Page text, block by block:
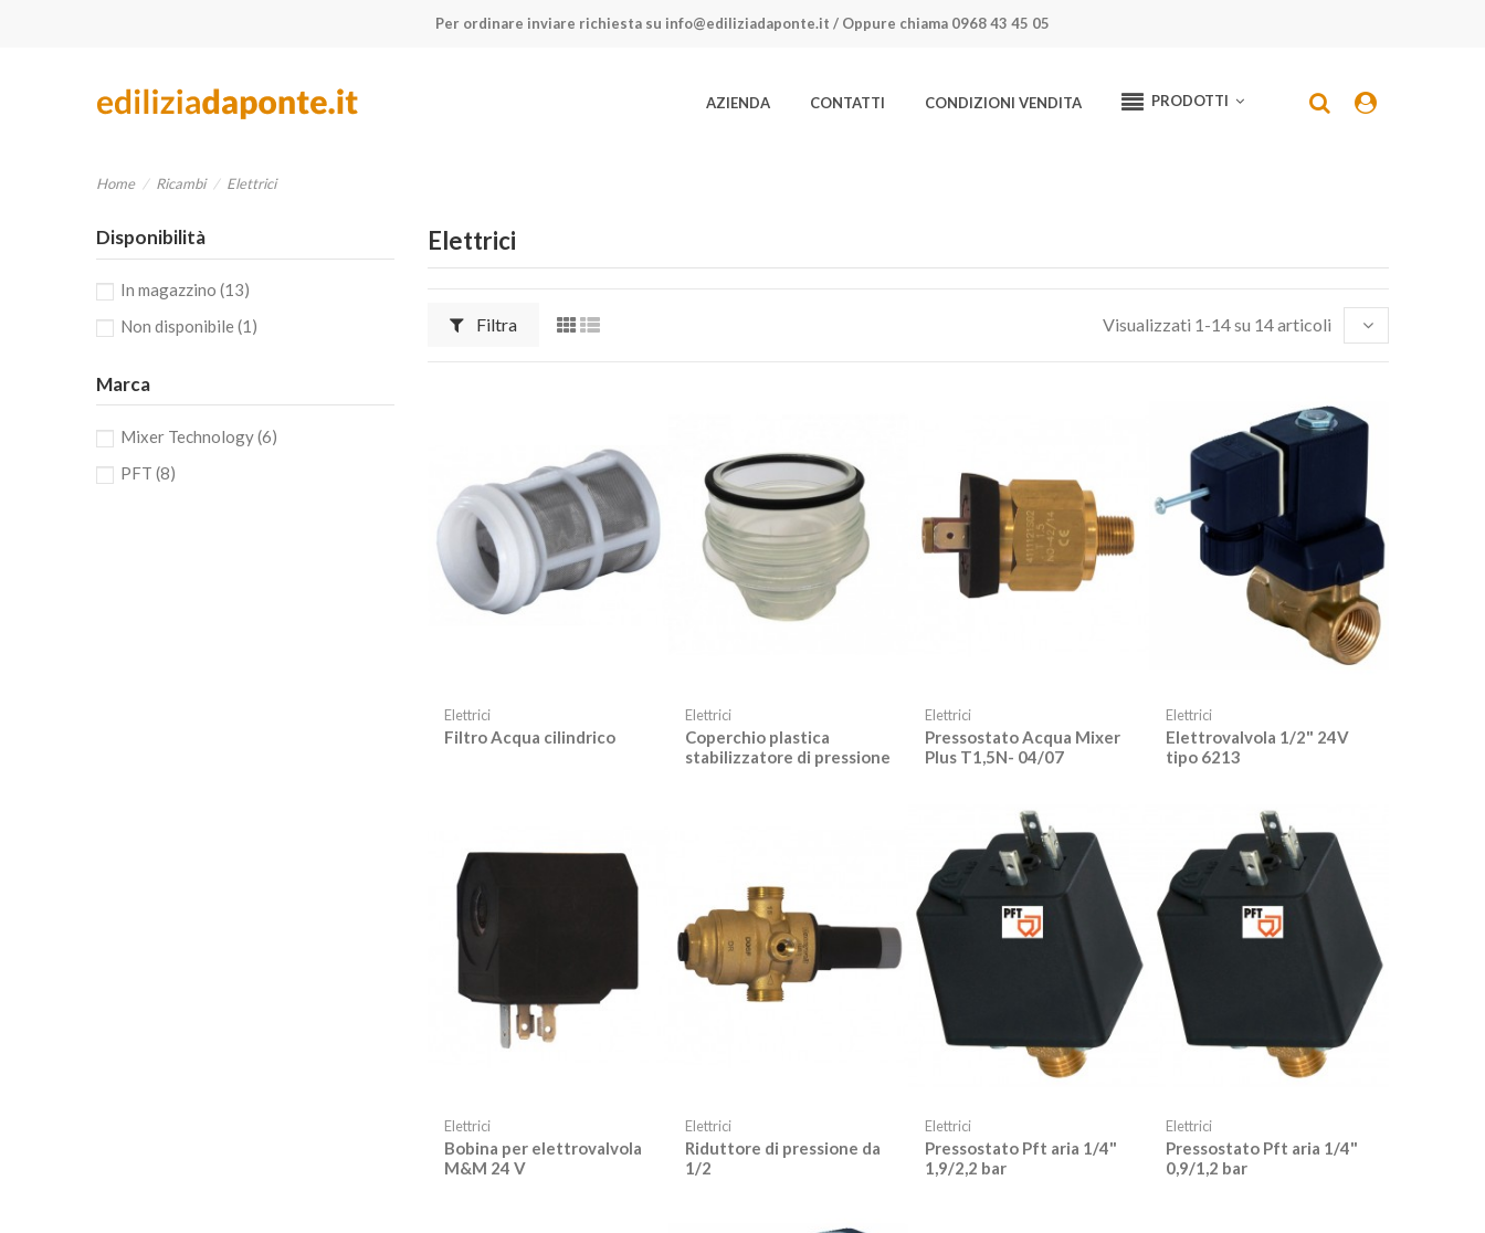
Per ordinare inviare richiesta su info@ediliziadaponte.it / Oppure chiama 0968 43 45 05
PRODOTTI
CONDIZIONI VENDITA
CONTATTI
AZIENDA
Home Ricambi Elettrici
Elettrici
Filtra Visualizzati 1-14 su 14 articoli
Elettrici
Filtro Acqua cilindrico
Elettrici
Coperchio plastica
stabilizzatore di pressione
Elettrici
Pressostato Acqua Mixer
Plus T1,5N- 04/07
Elettrici
Elettrovalvola 1/2" 24V
tipo 6213
Elettrici
Bobina per elettrovalvola
M&M 24 V
Elettrici
Riduttore di pressione da
1/2
Elettrici
Pressostato Pft aria 1/4"
1,9/2,2 bar
Elettrici
Pressostato Pft aria 1/4"
0,9/1,2 bar
Disponibilità
In magazzino (13)
Non disponibile(1)
Marca
Mixer Technology(6)
PFT (8)